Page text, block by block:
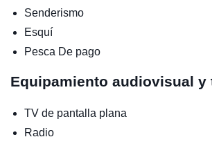
Senderismo
Esquí
Pesca De pago
Equipamiento audiovisual y
TV de pantalla plana
Radio